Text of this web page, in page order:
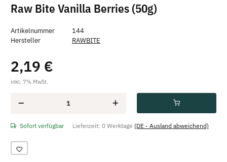
Raw Bite Vanilla Berries (50g)
Artikelnummer
144
Hersteller
RAWBITE
2,19 €
inkl. 7% MwSt.
Sofort verfügbar Lieferzeit: 0 Werktage (DE - Ausland abweichend)